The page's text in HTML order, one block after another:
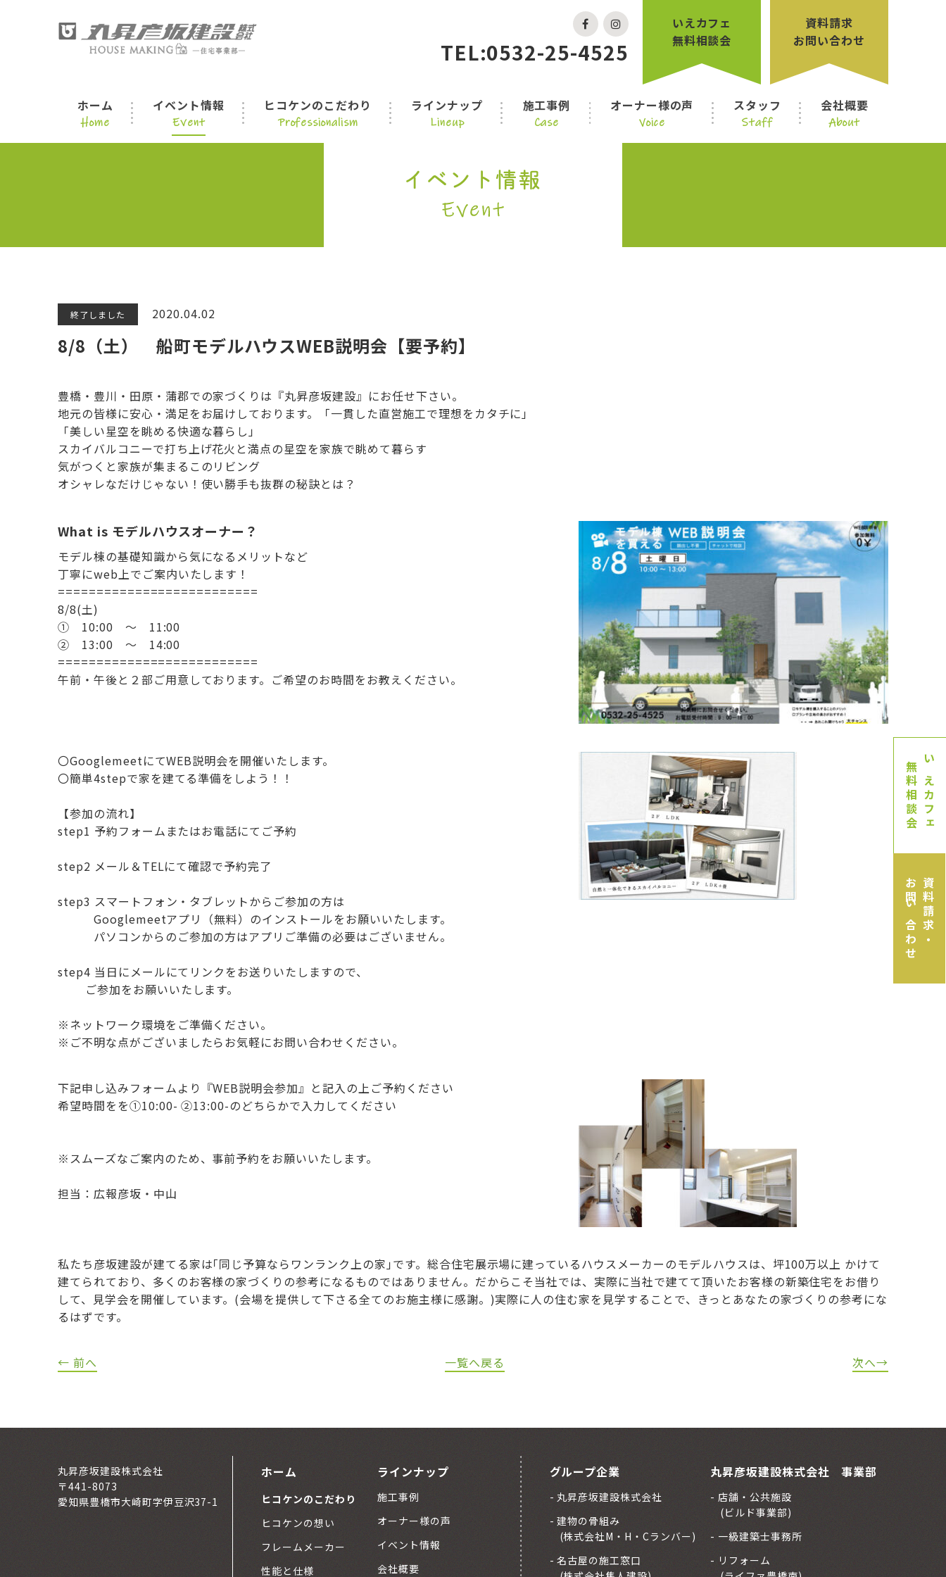
TEL:0532-25-4525
いえカフェ
無料相談会
資料請求
お問い合わせ
ホーム
Home
イベント情報
Event
ヒコケンのこだわり
Professionalism
ラインナップ
Lineup
施工事例
Case
オーナー様の声
Voice
スタッフ
Staff
会社概要
About
終了しました 2020.04.02
8/8（土） 船町モデルハウスWEB説明会【要予約】
豊橋・豊川・田原・蒲郡での家づくりは『丸昇彦坂建設』にお任せ下さい。
地元の皆様に安心・満足をお届けしております。「一貫した直営施工で理想をカタチに」
「美しい星空を眺める快適な暮らし」
スカイバルコニーで打ち上げ花火と満点の星空を家族で眺めて暮らす
気がつくと家族が集まるこのリビング
オシャレなだけじゃない！使い勝手も抜群の秘訣とは？
What is モデルハウスオーナー？
モデル棟の基礎知識から気になるメリットなど
丁寧にweb上でご案内いたします！
==========================
8/8(土)
① 10:00 ～ 11:00
② 13:00 ～ 14:00
==========================
午前・午後と２部ご用意しております。ご希望のお時間をお教えください。
〇GooglemeetにてWEB説明会を開催いたします。
〇簡単4stepで家を建てる準備をしよう！！
【参加の流れ】
step1 予約フォームまたはお電話にてご予約
step2 メール＆TELにて確認で予約完了
step3 スマートフォン・タブレットからご参加の方は
Googlemeetアプリ（無料）のインストールをお願いいたします。
パソコンからのご参加の方はアプリご準備の必要はございません。
step4 当日にメールにてリンクをお送りいたしますので、
ご参加をお願いいたします。
※ネットワーク環境をご準備ください。
※ご不明な点がございましたらお気軽にお問い合わせください。
下記申し込みフォームより『WEB説明会参加』と記入の上ご予約ください
希望時間をを①10:00- ②13:00-のどちらかで入力してください
※スムーズなご案内のため、事前予約をお願いいたします。
担当：広報彦坂・中山
私たち彦坂建設が建てる家は｢同じ予算ならワンランク上の家｣です。総合住宅展示場に建っているハウスメーカーのモデルハウスは、坪100万以上 かけて
建てられており、多くのお客様の家づくりの参考になるものではありません。だからこそ当社では、実際に当社で建てて頂いたお客様の新築住宅をお借り
して、見学会を開催しています。(会場を提供して下さる全てのお施主様に感謝。)実際に人の住む家を見学することで、きっとあなたの家づくりの参考にな
るはずです。
← 前へ 一覧へ戻る 次へ→
いえカフェ
無料相談会
資料請求・
お問い合わせ
丸昇彦坂建設株式会社
〒441-8073
愛知県豊橋市大崎町字伊豆沢37-1
ホーム
ヒコケンのこだわり
ヒコケンの想い
フレームメーカー
性能と仕様
ラインナップ
施工事例
オーナー様の声
イベント情報
会社概要
グループ企業
丸昇彦坂建設株式会社
建物の骨組み
(株式会社M・H・Cランバー)
名古屋の施工窓口
丸昇彦坂建設株式会社 事業部
店舗・公共施設
(ビルド事業部)
一級建築士事務所
リフォーム